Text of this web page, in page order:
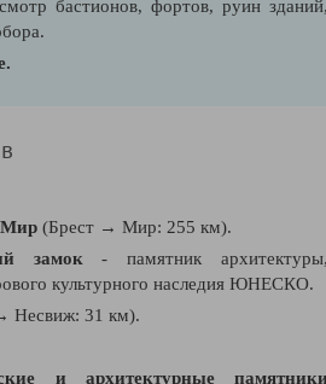
бастионов, фортов, руин
Мир (Брест → Мир: 255 км).
замок - памятник
культурного наследия ЮНЕСКО.
Несвиж: 31 км).
и архитектурные